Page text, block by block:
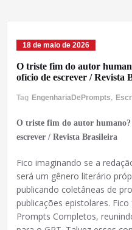
18 de maio de 2026
O triste fim do autor
ofício de escrever / Revista
Tag EngenhariaDePrompts,
O triste fim do autor
escrever / Revista Brasileira
Fico imaginando se a
será um gênero literário
publicando coletâneas de
publicações epistolares.
Prompts Completos,